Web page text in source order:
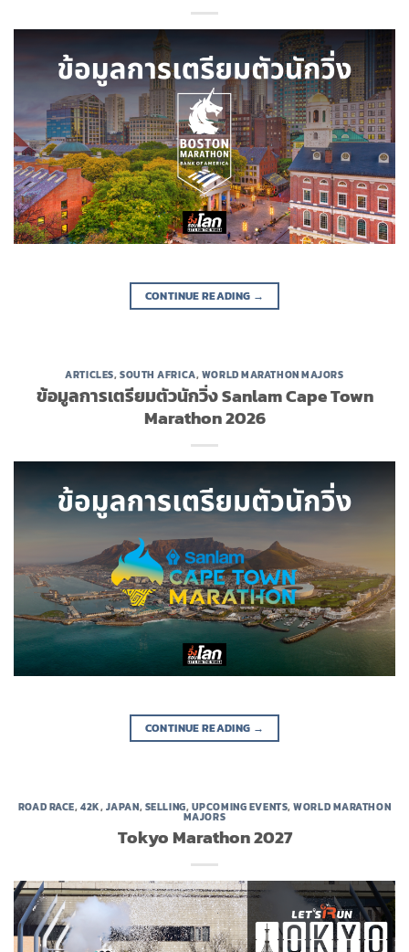
CONTINUE READING →
ARTICLES,SOUTH AFRICA,WORLD MARATHON MAJORS
ข้อมูลการเตรียมตัวนักวิ่ง Sanlam Cape Town
Marathon 2026
CONTINUE READING →
ROAD RACE,42K,JAPAN,SELLING,UPCOMING EVENTS,WORLD MARATHON
MAJORS
Tokyo Marathon 2027